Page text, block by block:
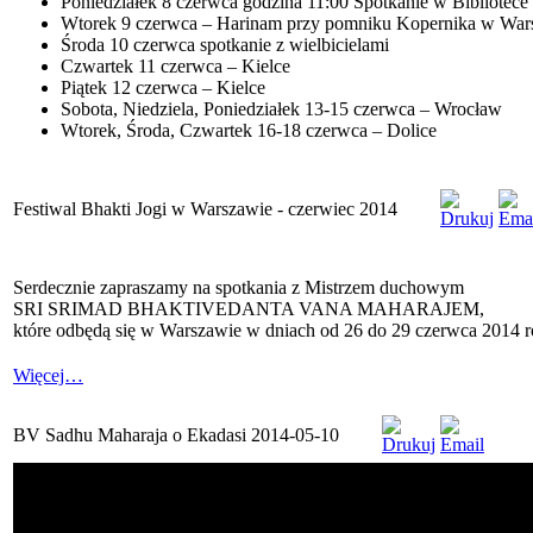
Wtorek 9 czerwca – Harinam przy pomniku Kopernika w
Środa 10 czerwca spotkanie z wielbicielami
Czwartek 11 czerwca – Kielce
Piątek 12 czerwca – Kielce
Sobota, Niedziela, Poniedziałek 13-15 czerwca – Wrocław
Wtorek, Środa, Czwartek 16-18 czerwca – Dolice
Festiwal Bhakti Jogi w Warszawie - czerwiec 2014
Serdecznie zapraszamy na spotkania z Mistrzem duchowym
SRI SRIMAD BHAKTIVEDANTA VANA MAHARAJEM,
które odbędą się w Warszawie w dniach od 26 do 29 czerwca 2014
Więcej…
BV Sadhu Maharaja o Ekadasi 2014-05-10